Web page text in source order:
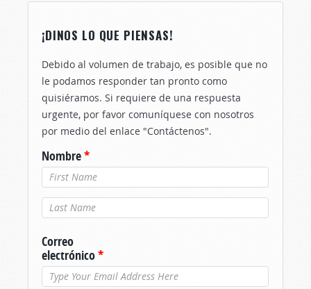
¡DINOS LO QUE PIENSAS!
Debido al volumen de trabajo, es posible que no
le podamos responder tan pronto como
quisiéramos. Si requiere de una respuesta
urgente, por favor comuníquese con nosotros
por medio del enlace "Contáctenos".
Nombre*
Apellido*
Correo
electrónico*